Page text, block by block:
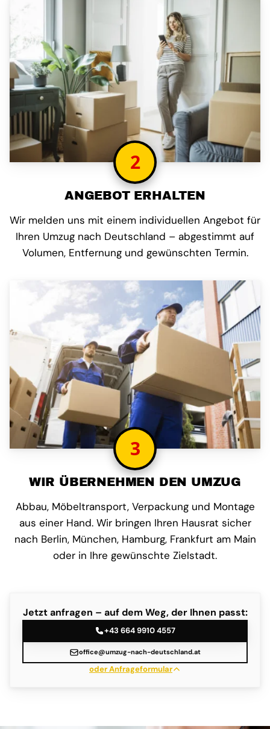
2
ANGEBOT ERHALTEN
Wir melden uns mit einem individuellen Angebot für
Ihren Umzug nach Deutschland – abgestimmt auf
Volumen, Entfernung und gewünschten Termin.
3
WIR ÜBERNEHMEN DEN UMZUG
Abbau, Möbeltransport, Verpackung und Montage
aus einer Hand. Wir bringen Ihren Hausrat sicher
nach Berlin, München, Hamburg, Frankfurt am Main
oder in Ihre gewünschte Zielstadt.
Jetzt anfragen – auf dem Weg, der Ihnen passt:
+43 664 9910 4557
office@umzug-nach-deutschland.at
oder Anfrageformular